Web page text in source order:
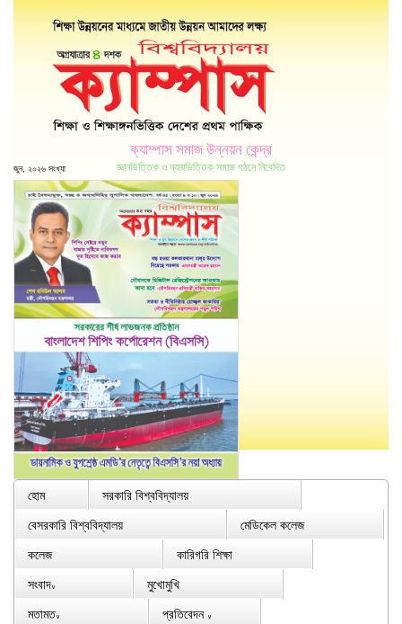
ক্যাম্পাস সমাজ উন্নয়ন কেন্দ্র
জ্ঞানভিত্তিক ও ন্যায়ভিত্তিক সমাজ গঠনে নিবেদিত
জুন, ২০২৬ সংখ্যা
হোম
সরকারি বিশ্ববিদ্যালয়
বেসরকারি বিশ্ববিদ্যালয়
মেডিকেল কলেজ
কলেজ
কারিগরি শিক্ষা
সংবাদ∨
মুখোমুখি
মতামত∨ প্রতিবেদন ∨